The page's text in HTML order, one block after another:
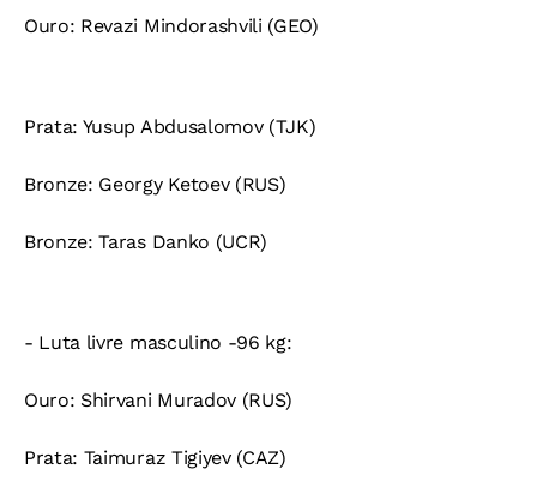
Ouro: Revazi Mindorashvili (GEO)
Prata: Yusup Abdusalomov (TJK)
Bronze: Georgy Ketoev (RUS)
Bronze: Taras Danko (UCR)
- Luta livre masculino -96 kg:
Ouro: Shirvani Muradov (RUS)
Prata: Taimuraz Tigiyev (CAZ)